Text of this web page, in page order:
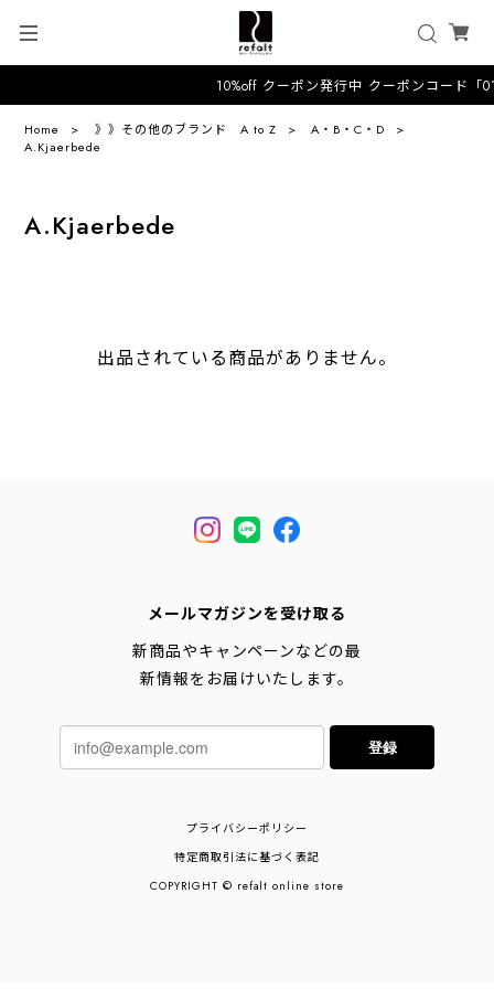
10%off クーポン発行中 クーポンコード
Home 》》その他のブランド A to Z
A・B・C・D
A.Kjaerbede
A.Kjaerbede
出品されている商品がありません。
メールマガジンを受け取る
新商品やキャンペーンなどの最
新情報をお届けいたします。
登録
プライバシーポリシー
特定商取引法に基づく表記
COPYRIGHT © refalt online store